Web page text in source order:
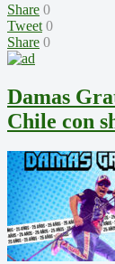
Share 0
Tweet 0
Share 0
Damas
Chile con